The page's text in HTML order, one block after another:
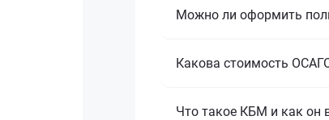
Можно ли оформить
Какова стоимость
Что такое КБМ и как он